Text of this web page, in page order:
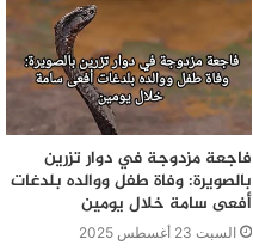
فاجعة مزدوجة في دوار تزرين
بالصويرة: وفاة طفل ووالده بلدغات
أفعى سامة خلال يومين
السبت 23 أغسطس 2025